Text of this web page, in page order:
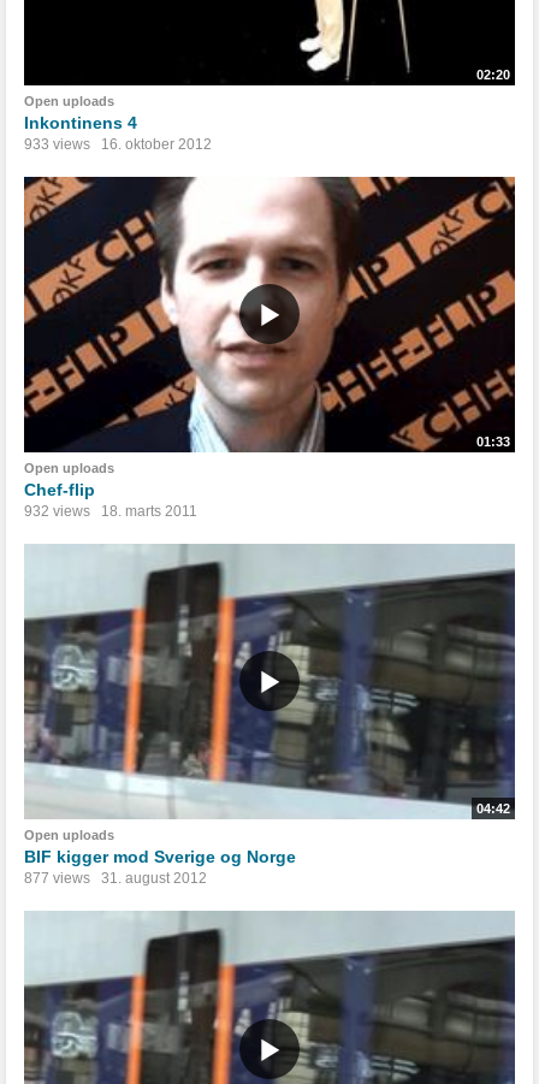
02:20
Open uploads
Inkontinens 4
933 views 16. oktober 2012
01:33
Open uploads
Chef-flip
932 views 18. marts 2011
04:42
Open uploads
BIF kigger mod Sverige og Norge
877 views 31. august 2012